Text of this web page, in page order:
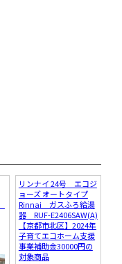
リンナイ 24号 エコジ
ョーズ オートタイプ
Rinnai ガスふろ給湯
器 RUF-E2406SAW(A)
【京都市北区】2024年
子育てエコホーム支援
事業補助金30000円の
対象商品